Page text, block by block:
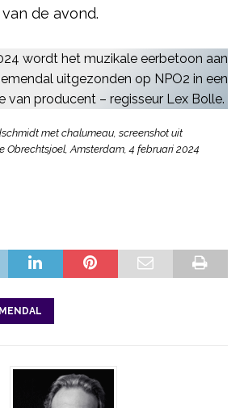
de avond.
wordt het muzikale eerbetoon aan
uitgezonden op NPO2 in een
van producent – regisseur Lex Bolle.
met chalumeau, screenshot uit
Obrechtsjoel, Amsterdam, 4 februari 2024